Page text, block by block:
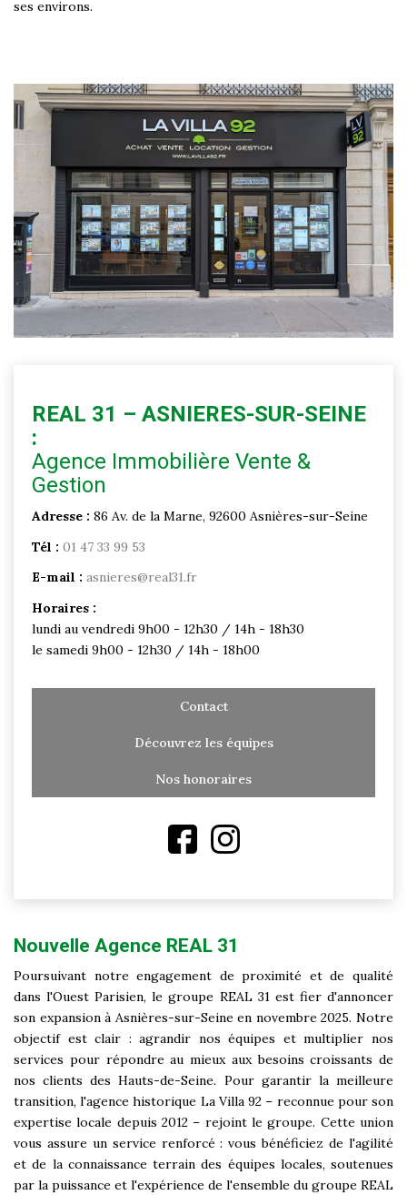
ses environs.
REAL 31 – ASNIERES-SUR-SEINE
:
Agence Immobilière Vente &
Gestion
Adresse : 86 Av. de la Marne, 92600 Asnières-sur-Seine
Tél : 01 47 33 99 53
E-mail : asnieres@real31.fr
Horaires :
lundi au vendredi 9h00 - 12h30 / 14h - 18h30
le samedi 9h00 - 12h30 / 14h - 18h00
Contact
Découvrez les équipes
Nos honoraires
Nouvelle Agence REAL 31
Poursuivant notre engagement de proximité et de qualité
dans l'Ouest Parisien, le groupe REAL 31 est fier d'annoncer
son expansion à Asnières-sur-Seine en novembre 2025. Notre
objectif est clair : agrandir nos équipes et multiplier nos
services pour répondre au mieux aux besoins croissants de
nos clients des Hauts-de-Seine. Pour garantir la meilleure
transition, l'agence historique La Villa 92 – reconnue pour son
expertise locale depuis 2012 – rejoint le groupe. Cette union
vous assure un service renforcé : vous bénéficiez de l'agilité
et de la connaissance terrain des équipes locales, soutenues
par la puissance et l'expérience de l'ensemble du groupe REAL